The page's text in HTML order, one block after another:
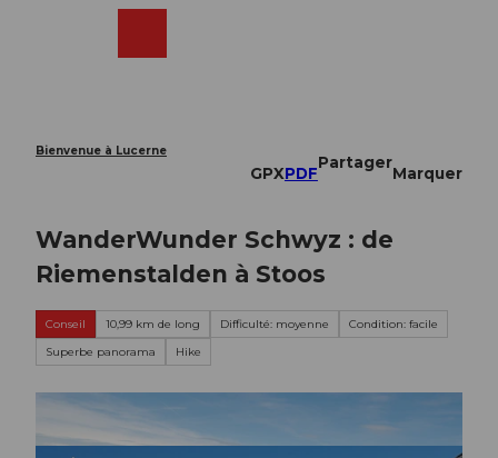
Bienvenue à Lucerne
GPXPDF
Partager
Marquer
WanderWunder Schwyz : de
Riemenstalden à Stoos
Conseil 10,99 km de long Difficulté: moyenne
Condition: facile
Superbe panorama
Hike